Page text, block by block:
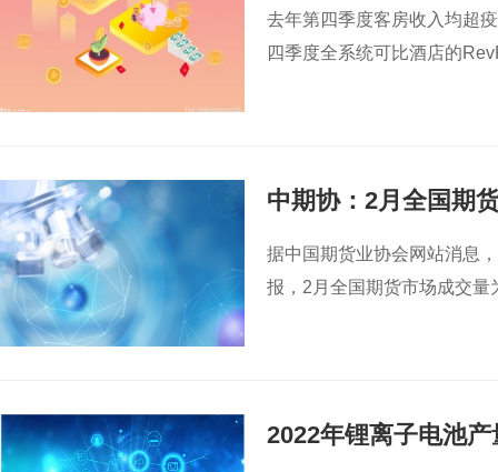
去年第四季度客房收入均
四季度全系统可比酒店的
中期协：2月全国期
据中国期货业协会网站消息
报，2月全国期货市场成交
2022年锂离子电池产